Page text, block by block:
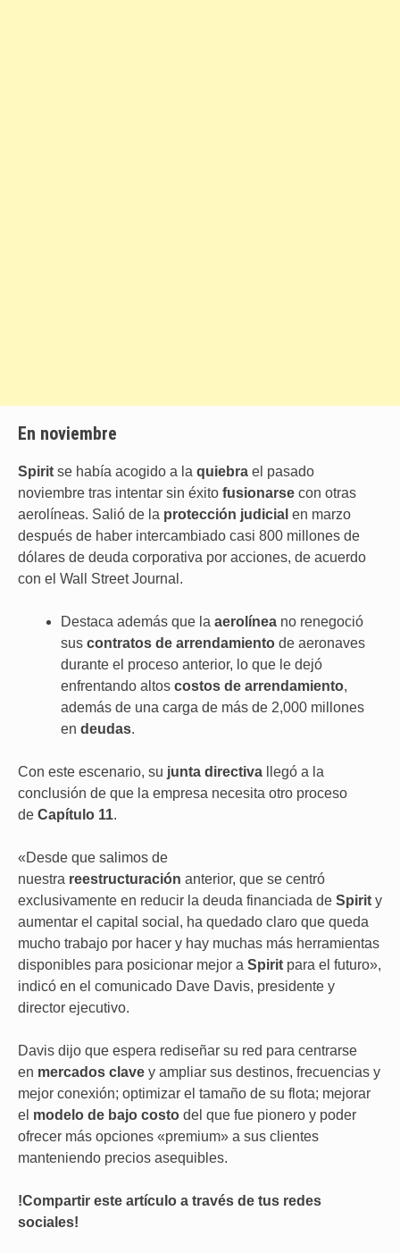
En noviembre
Spirit se había acogido a la quiebra el pasado
noviembre tras intentar sin éxito fusionarse con otras
aerolíneas. Salió de la protección judicial en marzo
después de haber intercambiado casi 800 millones de
dólares de deuda corporativa por acciones, de acuerdo
con el Wall Street Journal.
Destaca además que la aerolínea no renegoció
sus contratos de arrendamiento de aeronaves
durante el proceso anterior, lo que le dejó
enfrentando altos costos de arrendamiento,
además de una carga de más de 2,000 millones
en deudas.
Con este escenario, su junta directiva llegó a la
conclusión de que la empresa necesita otro proceso
de Capítulo 11.
«Desde que salimos de
nuestra reestructuración anterior, que se centró
exclusivamente en reducir la deuda financiada de Spirit y
aumentar el capital social, ha quedado claro que queda
mucho trabajo por hacer y hay muchas más herramientas
disponibles para posicionar mejor a Spirit para el futuro»,
indicó en el comunicado Dave Davis, presidente y
director ejecutivo.
Davis dijo que espera rediseñar su red para centrarse
en mercados clave y ampliar sus destinos, frecuencias y
mejor conexión; optimizar el tamaño de su flota; mejorar
el modelo de bajo costo del que fue pionero y poder
ofrecer más opciones «premium» a sus clientes
manteniendo precios asequibles.
!Compartir este artículo a través de tus redes
sociales!